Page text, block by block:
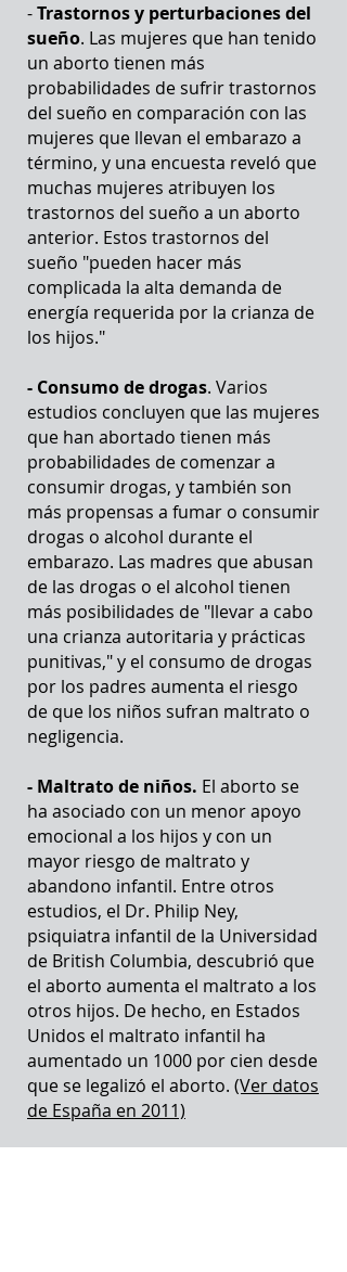
-Trastornos y perturbaciones del
sueño. Las mujeres que han tenido
un aborto tienen más
probabilidades de sufrir trastornos
del sueño en comparación con las
mujeres que llevan el embarazo a
término, y una encuesta reveló que
muchas mujeres atribuyen los
trastornos del sueño a un aborto
anterior. Estos trastornos del
sueño "pueden hacer más
complicada la alta demanda de
energía requerida por la crianza de
los hijos."
- Consumo de drogas. Varios
estudios concluyen que las mujeres
que han abortado tienen más
probabilidades de comenzar a
consumir drogas, y también son
más propensas a fumar o consumir
drogas o alcohol durante el
embarazo. Las madres que abusan
de las drogas o el alcohol tienen
más posibilidades de "llevar a cabo
una crianza autoritaria y prácticas
punitivas," y el consumo de drogas
por los padres aumenta el riesgo
de que los niños sufran maltrato o
negligencia.
- Maltrato de niños. El aborto se
ha asociado con un menor apoyo
emocional a los hijos y con un
mayor riesgo de maltrato y
abandono infantil. Entre otros
estudios, el Dr. Philip Ney,
psiquiatra infantil de la Universidad
de British Columbia, descubrió que
el aborto aumenta el maltrato a los
otros hijos. De hecho, en Estados
Unidos el maltrato infantil ha
aumentado un 1000 por cien desde
que se legalizó el aborto. (Ver datos
de España en 2011)